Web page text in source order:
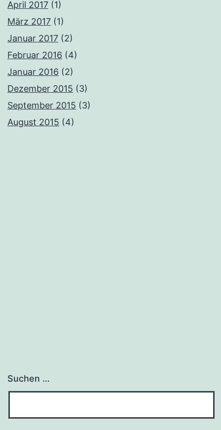
April 2017 (1)
März 2017 (1)
Januar 2017 (2)
Februar 2016 (4)
Januar 2016 (2)
Dezember 2015 (3)
September 2015 (3)
August 2015 (4)
Suchen …